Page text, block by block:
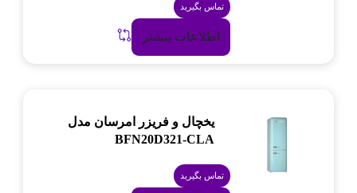
تماس بگیرید
اطلاعات بیشتر
یخچال و فریزر امرسان مدل
BFN20D321-CLA
تماس بگیرید